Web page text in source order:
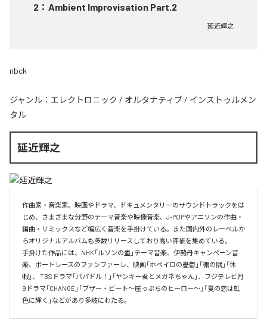
2 ： Ambient Improvisation Part.2
延近輝之
nbck
ジャンル： エレクトロニック / オルタナティブ / インストゥルメン
タル
延近輝之
作曲家・音楽家。映画やドラマ、ドキュメンタリーのサウンドトラックをは
じめ、さまざまな分野のテーマ音楽や映像音楽、J-POPやアニソンの作曲・
編曲・リミックスなど幅広く音楽を手掛けている。また国内外のレーベルか
らオリジナルアルバムも多数リリースしており高い評価を集めている。
手掛けた作品には、NHK「ルソンの壷」テーマ音楽、伊勢丹キャンペーン音
楽、ボートレースのファンファーレ、映画「ホペイロの憂鬱」「棚の隅」「休
暇」、 TBSドラマ「パパドル！」「ヤンキー君とメガネちゃん」、フジテレビ月
9ドラマ「CHANGE」「ブザー・ビート～崖っぷちのヒーロー～」「夏の恋は虹
色に輝く」などがあり多岐にわたる。